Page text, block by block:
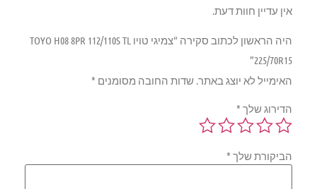
אין עדיין חוות דעת.
היה הראשון לכתוב סקירה “צמיגי טויו TOYO H08 8PR 112/110S TL
225/70R15”
האימייל לא יוצג באתר.שדות החובה מסומנים*
הדירוג שלך*
הביקורת שלך*